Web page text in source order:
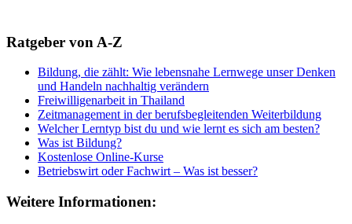
Ratgeber von A-Z
Bildung, die zählt: Wie lebensnahe Lernwege unser Denken
und Handeln nachhaltig verändern
Freiwilligenarbeit in Thailand
Zeitmanagement in der berufsbegleitenden Weiterbildung
Welcher Lerntyp bist du und wie lernt es sich am besten?
Was ist Bildung?
Kostenlose Online-Kurse
Betriebswirt oder Fachwirt – Was ist besser?
Weitere Informationen: